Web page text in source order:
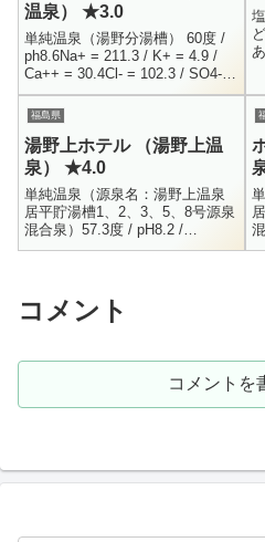
温泉） ★3.0
単純温泉（湯野分湯槽） 60度 /
ph8.6Na+ = 211.3 / K+ = 4.9 /
Ca++ = 30.4Cl- = 102.3 / SO4--
= 328.1 / H...
福島県
湯野上ホテル （湯野上温
泉） ★4.0
単純温泉（源泉名：湯野上温泉
居平貯湯槽1、2、3、5、8号源泉
混合泉）57.3度 / pH8.2 /
H10.6.25Na+ = 112.7 / K+ = 2.5
コメント
コメントを